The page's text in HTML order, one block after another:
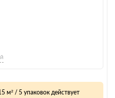
м² / 5 упаковок действует